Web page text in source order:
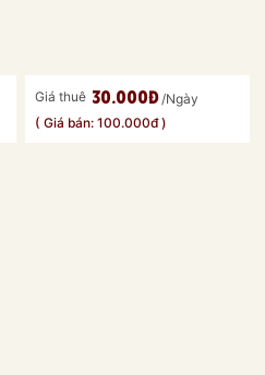
Giá thuê 30.000đ /Ngày
( Giá bán: 100.000đ )